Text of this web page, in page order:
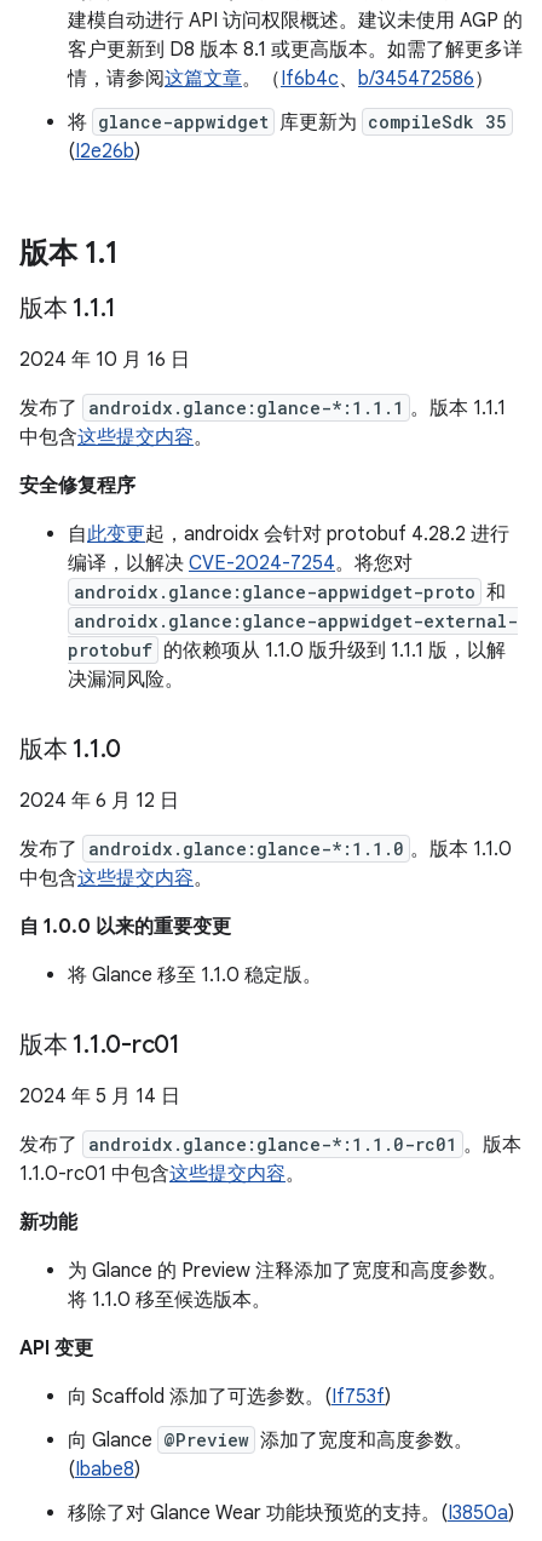
建模自动进行 API 访问权限概述。建议未使用 AGP 的
客户更新到 D8 版本 8.1 或更高版本。如需了解更多详
情，请参阅这篇文章。（If6b4c、 b/345472586）
将 glance-appwidget 库更新为 compileSdk 35
(I2e26b)
版本 1.1
版本 1.1.1
2024 年 10 月 16 日
发布了
androidx.glance:glance-*:1.1.1 。版本 1.1.1
中包含这些提交内容。
安全修复程序
自此变更起，androidx 会针对 protobuf 4.28.2 进行
编译，以解决 CVE-2024-7254。将您对
androidx.glance:glance-appwidget-proto 和
androidx.glance:glance-appwidget-external-
protobuf 的依赖项从 1.1.0 版升级到 1.1.1 版，以解
决漏洞风险。
版本 1.1.0
2024 年 6 月 12 日
发布了
androidx.glance:glance-*:1.1.0 。版本 1.1.0
中包含这些提交内容。
自 1.0.0 以来的重要变更
将 Glance 移至 1.1.0 稳定版。
版本 1.1.0-rc01
2024 年 5 月 14 日
发布了
androidx.glance:glance-*:1.1.0-rc01 。版本
1.1.0-rc01 中包含这些提交内容。
新功能
为 Glance 的 Preview 注释添加了宽度和高度参数。
将 1.1.0 移至候选版本。
API 变更
向 Scaffold 添加了可选参数。(If753f)
向 Glance @Preview 添加了宽度和高度参数。
(Ibabe8)
移除了对 Glance Wear 功能块预览的支持。(I3850a)